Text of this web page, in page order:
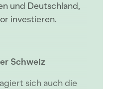
und Deutschland,
investieren.
Schweiz
sich auch die